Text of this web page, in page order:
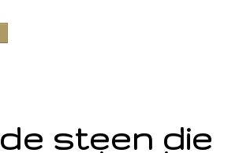
steen die